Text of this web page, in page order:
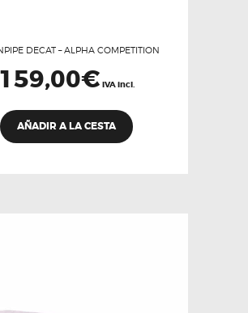
DECAT – ALPHA COMPETITION
159,00€ IVA incl.
AÑADIR A LA CESTA